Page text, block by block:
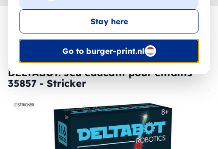
Stay here
Go to burger-print.nl
🔥 Impression DTF à -30 %
DELTABOT. Jeu éducatif pour enfants -
35857 - Stricker